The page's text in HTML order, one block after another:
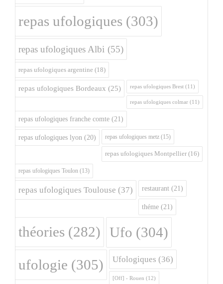
repas ufologiques (303)
repas ufologiques Albi (55)
repas ufologiques argentine (18)
repas ufologiques Bordeaux (25) repas ufologiques Brest (11)
repas ufologiques colmar (11)
repas ufologiques franche comte (21)
repas ufologiques lyon (20) repas ufologiques metz (15)
repas ufologiques Montpellier (16)
repas ufologiques Toulon (13)
repas ufologiques Toulouse (37) restaurant (21)
théme (21)
théories (282) Ufo (304)
ufologie (305) Ufologiques (36)
[Off] - Rouen (12)